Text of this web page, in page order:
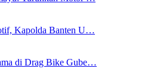
Kapolda Banten U…
di Drag Bike Gube…